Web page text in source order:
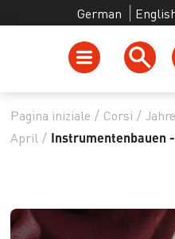
German
Pagina iniziale / Corsi /
April / Instrumentenbauen